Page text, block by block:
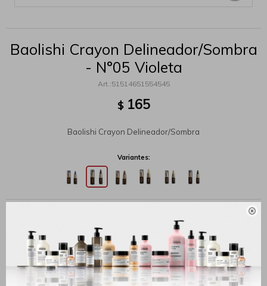

Baolishi Crayon Delineador/Sombra
- N°05 Violeta
51514651554545
$ 165
Baolishi Crayon Delineador/Sombra
Variantes:
Productos que te pueden interesar